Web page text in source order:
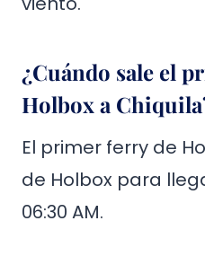
¿Cuándo sale el
Holbox a
El primer ferry de
de Holbox para
06:30 AM.